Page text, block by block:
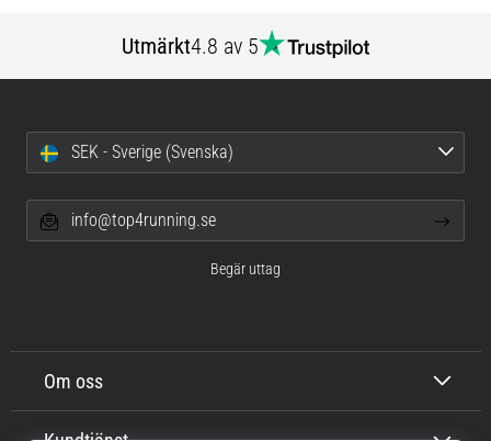
Utmärkt4.8 av 5
Om oss
SEK - Sverige (Svenska)
info@top4running.se
Begär uttag